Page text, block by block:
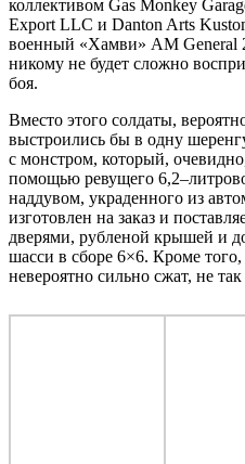
коллективом Gas Monkey
Export LLC и Danton Arts
военный «Хамви» AM General
никому не будет сложно
боя.
Вместо этого солдаты,
выстроились бы в одну
с монстром, который,
помощью ревущего
наддувом, украденного из
изготовлен на заказ и
дверями, рубленой крышей и
шасси в сборе 6×6. Кроме того,
невероятно сильно сжат, не